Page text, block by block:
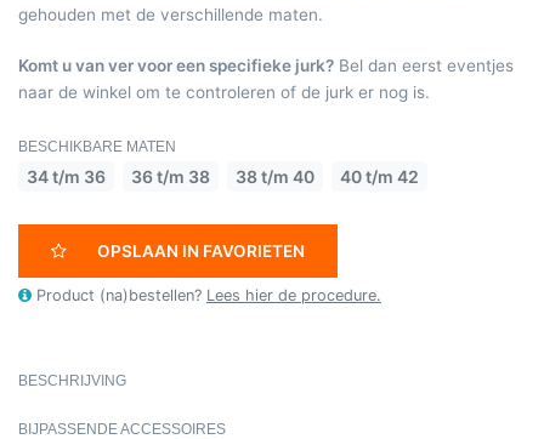
gehouden met de verschillende maten.
Komt u van ver voor een specifieke jurk? Bel dan eerst eventjes
naar de winkel om te controleren of de jurk er nog is.
BESCHIKBARE MATEN
34 t/m 36 36 t/m 38 38 t/m 40 40 t/m 42
OPSLAAN IN FAVORIETEN
Product (na)bestellen? Lees hier de procedure.
BESCHRIJVING
BIJPASSENDE ACCESSOIRES